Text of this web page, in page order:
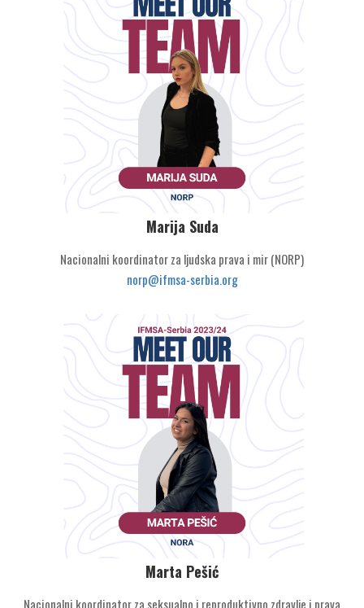
Marija Suda
Nacionalni koordinator za ljudska prava i mir (NORP)
norp@ifmsa-serbia.org
Marta Pešić
Nacionalni koordinator za seksualno i reproduktivno zdravlje i prava